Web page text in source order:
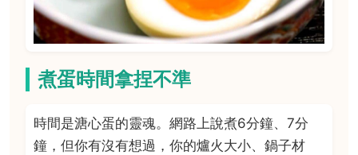
煮蛋時間拿捏不準
時間是溏心蛋的靈魂。網路上說煮6分鐘、7分
鐘，但你有沒有想過，你的爐火大小、鍋子材